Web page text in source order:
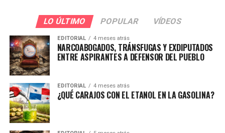
LO ÚLTIMO POPULAR VÍDEOS
EDITORIAL 4 meses atrás
NARCOABOGADOS, TRÁNSFUGAS Y EXDIPUTADOS
ENTRE ASPIRANTES A DEFENSOR DEL PUEBLO
EDITORIAL 4 meses atrás
¿QUÉ CARAJOS CON EL ETANOL EN LA GASOLINA?